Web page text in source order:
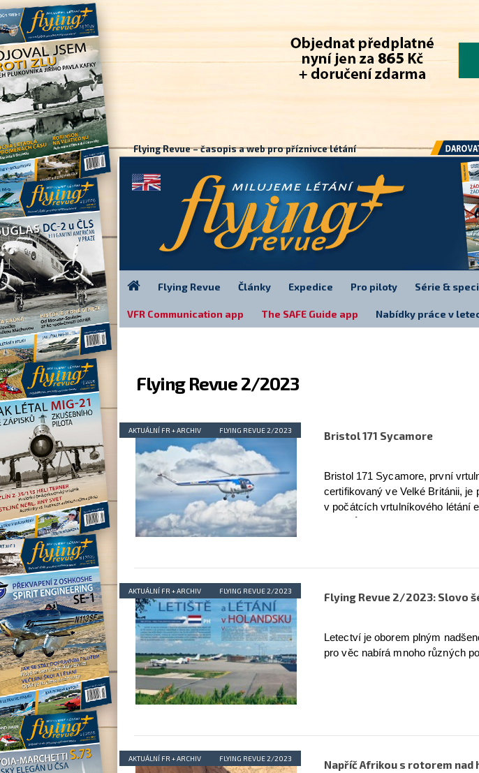
Flying Revue 2/2023
Bristol 171 Sycamore
Bristol 171 Sycamore, první
certifikovaný ve Velké Británii, je
v počátcích vrtulníkového létání
AKTUÁLNÍ FR + ARCHIV FLYING REVUE 2/2023
Flying Revue 2/2023: Slovo
Letectví je oborem plným
pro věc nabírá mnoho různých
AKTUÁLNÍ FR + ARCHIV FLYING REVUE 2/2023
Napříč Afrikou s rotorem nad
AKTUÁLNÍ FR + ARCHIV FLYING REVUE 2/2023
Flying Revue – časopis a web pro příznivce létání
Flying Revue Články Expedice Pro piloty Série &
VFR Communication app The SAFE Guide app Nabídky práce v